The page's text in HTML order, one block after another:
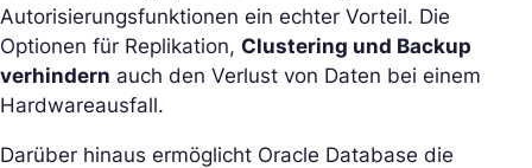
Autorisierungsfunktionen ein echter Vorteil. Die
Optionen für Replikation, Clustering und Backup
verhindern auch den Verlust von Daten bei einem
Hardwareausfall.
Darüber hinaus ermöglicht Oracle Database die